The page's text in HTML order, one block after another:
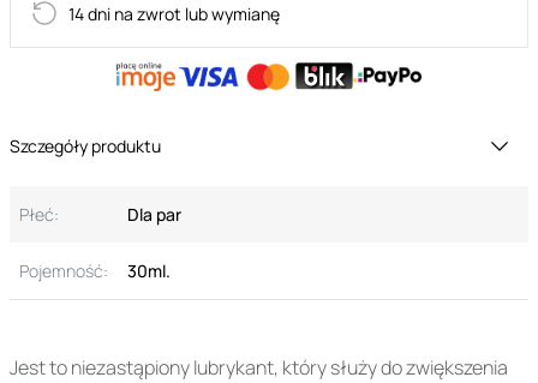
Jest to niezastąpiony lubrykant, który służy do zwiększenia
14 dni na zwrot lub wymianę
Szczegóły produktu
Płeć: Dla par
Pojemność: 30ml.